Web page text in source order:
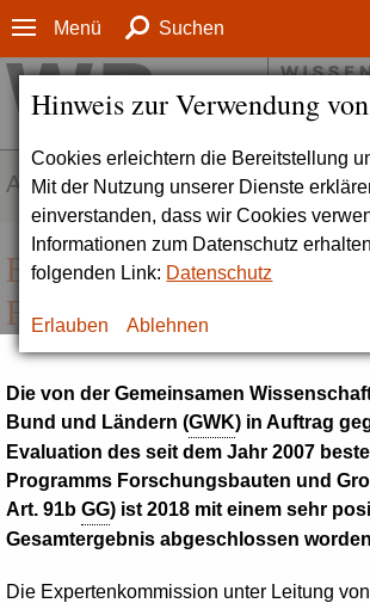
Hinweis zur Verwendung
Cookies erleichtern die Bereitstellung
Mit der Nutzung unserer Dienste
einverstanden, dass wir Cookies
Informationen zum Datenschutz
folgenden Link: Datenschutz
Erlauben Ablehnen
Menü Suchen
AUFGABENFELDER
Evaluation des Programms
Forschungsbauten
Die von der Gemeinsamen
Bund und Ländern (GWK) in Auftrag
Evaluation des seit dem Jahr 2007
Programms Forschungsbauten und
Art. 91b GG) ist 2018 mit einem sehr
Gesamtergebnis abgeschlossen
Die Expertenkommission unter Leitung